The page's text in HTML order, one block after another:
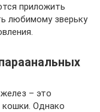
приложить
любимому зверьку
– это
кошки. Однако